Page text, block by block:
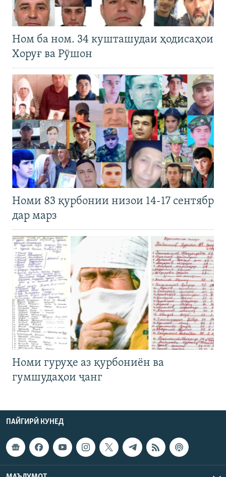
Ном ба ном. 34 кушташудаи ҳодисаҳои
Хоруғ ва Рӯшон
Номи 83 қурбонии низои 14-17 сентябр
дар марз
Номи гуруҳе аз қурбониён ва
гумшудаҳои ҷанг
ПАЙГИРӢ КУНЕД